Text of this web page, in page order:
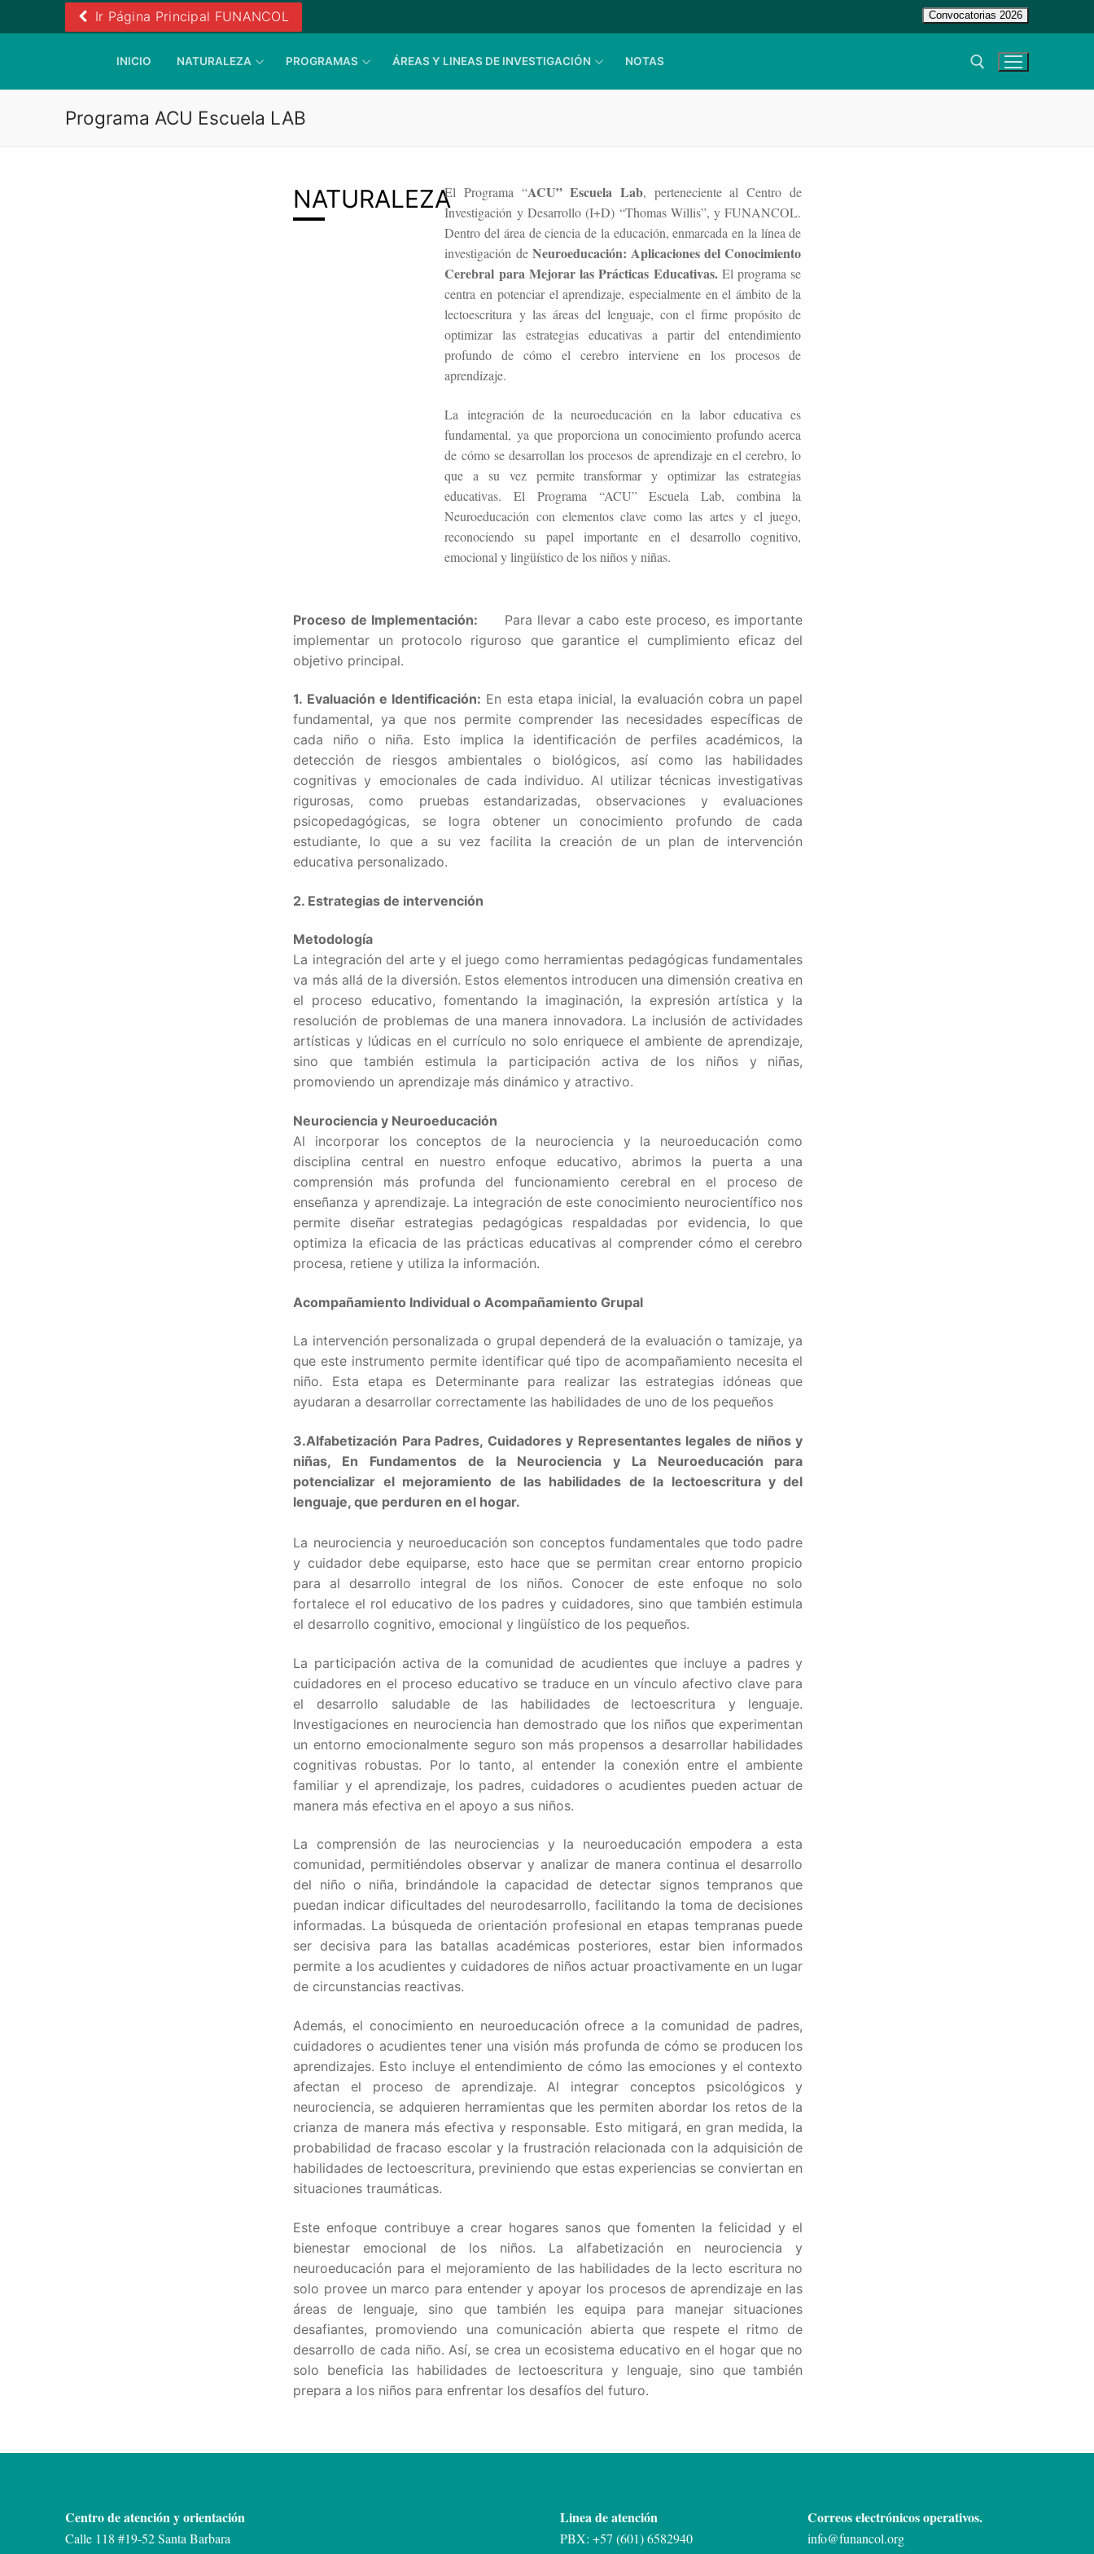
al
Ir Página Principal FUNANCOL Convocatorias 2026
INICIO NATURALEZA PROGRAMAS ÁREAS Y LINEAS DE INVESTIGACIÓN NOTAS
Programa ACU Escuela LAB
NATURALEZAEl Programa “ACU” Escuela Lab, perteneciente al Centro de
Investigación y Desarrollo (I+D) “Thomas Willis”, y FUNANCOL.
Dentro del área de ciencia de la educación, enmarcada en la línea de
investigación de Neuroeducación:Aplicaciones del Conocimiento
Cerebral para Mejorar las Prácticas Educativas.El programa se
centra en potenciar el aprendizaje, especialmente en el ámbito de la
lectoescritura y las áreas del lenguaje, con el firme propósito de
optimizar las estrategias educativas a partir del entendimiento
profundo de cómo el cerebro interviene en los procesos de
aprendizaje.
La integración de la neuroeducación en la labor educativa es
fundamental, ya que proporciona un conocimiento profundo acerca
de cómo se desarrollan los procesos de aprendizaje en el cerebro, lo
que a su vez permite transformar y optimizar las estrategias
educativas. El Programa “ACU” Escuela Lab, combina la
Neuroeducación con elementos clave como las artes y el juego,
reconociendo su papel importante en el desarrollo cognitivo,
emocional y lingüístico de los niños y niñas.
Proceso de Implementación: Para llevar a cabo este proceso, es importante
implementar un protocolo riguroso que garantice el cumplimiento eficaz del
objetivo principal.
1. Evaluación e Identificación: En esta etapa inicial, la evaluación cobra un papel
fundamental, ya que nos permite comprender las necesidades específicas de
cada niño o niña. Esto implica la identificación de perfiles académicos, la
detección de riesgos ambientales o biológicos, así como las habilidades
cognitivas y emocionales de cada individuo. Al utilizar técnicas investigativas
rigurosas, como pruebas estandarizadas, observaciones y evaluaciones
psicopedagógicas, se logra obtener un conocimiento profundo de cada
estudiante, lo que a su vez facilita la creación de un plan de intervención
educativa personalizado.
2. Estrategias de intervención
Metodología
La integración del arte y el juego como herramientas pedagógicas fundamentales
va más allá de la diversión. Estos elementos introducen una dimensión creativa en
el proceso educativo, fomentando la imaginación, la expresión artística y la
resolución de problemas de una manera innovadora. La inclusión de actividades
artísticas y lúdicas en el currículo no solo enriquece el ambiente de aprendizaje,
sino que también estimula la participación activa de los niños y niñas,
promoviendo un aprendizaje más dinámico y atractivo.
Neurociencia y Neuroeducación
Al incorporar los conceptos de la neurociencia y la neuroeducación como
disciplina central en nuestro enfoque educativo, abrimos la puerta a una
comprensión más profunda del funcionamiento cerebral en el proceso de
enseñanza y aprendizaje. La integración de este conocimiento neurocientífico nos
permite diseñar estrategias pedagógicas respaldadas por evidencia, lo que
optimiza la eficacia de las prácticas educativas al comprender cómo el cerebro
procesa, retiene y utiliza la información.
Acompañamiento Individual o Acompañamiento Grupal
La intervención personalizada o grupal dependerá de la evaluación o tamizaje, ya
que este instrumento permite identificar qué tipo de acompañamiento necesita el
niño. Esta etapa es Determinante para realizar las estrategias idóneas que
ayudaran a desarrollar correctamente las habilidades de uno de los pequeños
3.Alfabetización Para Padres, Cuidadores y Representantes legales de niños y
niñas, En Fundamentos de la Neurociencia y La Neuroeducación para
potencializar el mejoramiento de las habilidades de la lectoescritura y del
lenguaje, que perduren en el hogar.
La neurociencia y neuroeducación son conceptos fundamentales que todo padre
y cuidador debe equiparse, esto hace que se permitan crear entorno propicio
para al desarrollo integral de los niños. Conocer de este enfoque no solo
fortalece el rol educativo de los padres y cuidadores, sino que también estimula
el desarrollo cognitivo, emocional y lingüístico de los pequeños.
La participación activa de la comunidad de acudientes que incluye a padres y
cuidadores en el proceso educativo se traduce en un vínculo afectivo clave para
el desarrollo saludable de las habilidades de lectoescritura y lenguaje.
Investigaciones en neurociencia han demostrado que los niños que experimentan
un entorno emocionalmente seguro son más propensos a desarrollar habilidades
cognitivas robustas. Por lo tanto, al entender la conexión entre el ambiente
familiar y el aprendizaje, los padres, cuidadores o acudientes pueden actuar de
manera más efectiva en el apoyo a sus niños.
La comprensión de las neurociencias y la neuroeducación empodera a esta
comunidad, permitiéndoles observar y analizar de manera continua el desarrollo
del niño o niña, brindándole la capacidad de detectar signos tempranos que
puedan indicar dificultades del neurodesarrollo, facilitando la toma de decisiones
informadas. La búsqueda de orientación profesional en etapas tempranas puede
ser decisiva para las batallas académicas posteriores, estar bien informados
permite a los acudientes y cuidadores de niños actuar proactivamente en un lugar
de circunstancias reactivas.
Además, el conocimiento en neuroeducación ofrece a la comunidad de padres,
cuidadores o acudientes tener una visión más profunda de cómo se producen los
aprendizajes. Esto incluye el entendimiento de cómo las emociones y el contexto
afectan el proceso de aprendizaje. Al integrar conceptos psicológicos y
neurociencia, se adquieren herramientas que les permiten abordar los retos de la
crianza de manera más efectiva y responsable. Esto mitigará, en gran medida, la
probabilidad de fracaso escolar y la frustración relacionada con la adquisición de
habilidades de lectoescritura, previniendo que estas experiencias se conviertan en
situaciones traumáticas.
Este enfoque contribuye a crear hogares sanos que fomenten la felicidad y el
bienestar emocional de los niños. La alfabetización en neurociencia y
neuroeducación para el mejoramiento de las habilidades de la lecto escritura no
solo provee un marco para entender y apoyar los procesos de aprendizaje en las
áreas de lenguaje, sino que también les equipa para manejar situaciones
desafiantes, promoviendo una comunicación abierta que respete el ritmo de
desarrollo de cada niño. Así, se crea un ecosistema educativo en el hogar que no
solo beneficia las habilidades de lectoescritura y lenguaje, sino que también
prepara a los niños para enfrentar los desafíos del futuro.
Centro de atención y orientación
Calle 118 #19-52 Santa Barbara
Linea de atención
PBX: +57 (601) 6582940
Correos electrónicos operativos.
info@funancol.org